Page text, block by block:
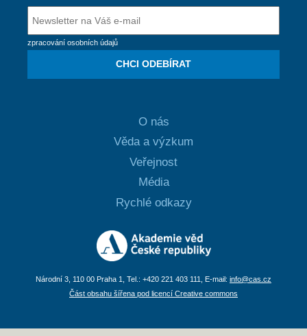
zpracování osobních údajů
CHCI ODEBÍRAT
O nás
Věda a výzkum
Veřejnost
Média
Rychlé odkazy
Národní 3, 110 00 Praha 1, Tel.: +420 221 403 111, E-mail: info@cas.cz
Část obsahu šířena pod licencí Creative commons